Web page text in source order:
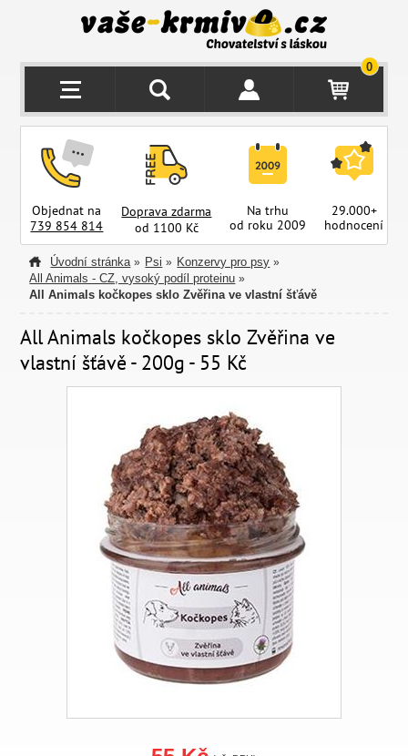
0
Objednat na
739 854 814
Doprava zdarma
od 1100 Kč
Na trhu
od roku 2009
29.000+
hodnocení
Úvodní stránka » Psi » Konzervy pro psy »
All Animals - CZ, vysoký podíl proteinu »
All Animals kočkopes sklo Zvěřina ve vlastní šťávě
All Animals kočkopes sklo Zvěřina ve
vlastní šťávě - 200g - 55 Kč